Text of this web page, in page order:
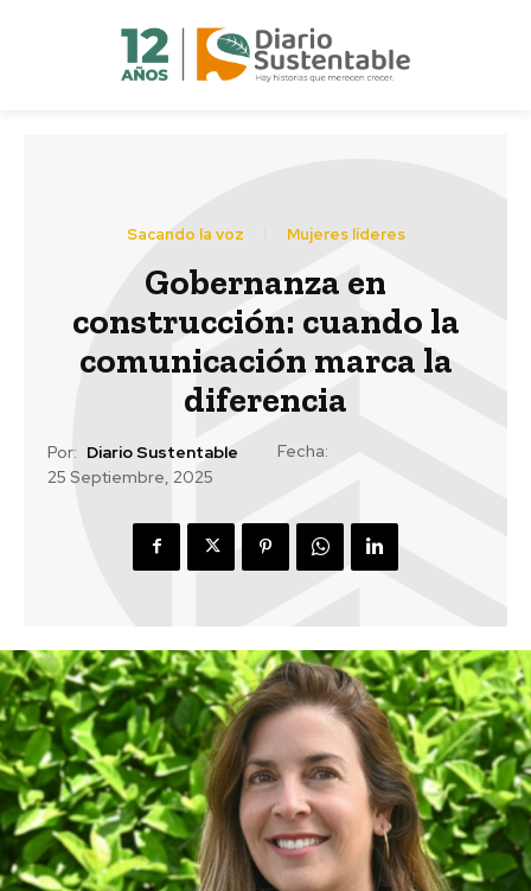
Sacando la voz Mujeres líderes
Gobernanza en
construcción: cuando la
comunicación marca la
diferencia
Por: Diario Sustentable
Fecha:
25 Septiembre, 2025